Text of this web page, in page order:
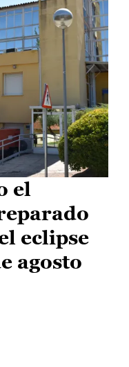
el
eclipse
agosto